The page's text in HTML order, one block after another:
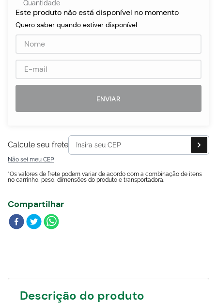
Quantidade
Este produto não está disponível no momento
Quero saber quando estiver disponível
ENVIAR
Calcule seu frete
Não sei meu CEP
*Os valores de frete podem variar de acordo com a combinação de itens
no carrinho, peso, dimensões do produto e transportadora.
Compartilhar
Descrição do produto